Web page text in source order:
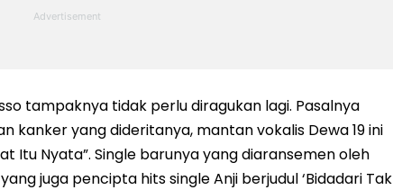
tampaknya tidak perlu diragukan lagi. Pasalnya
kanker yang dideritanya, mantan vokalis Dewa 19 ini
Itu Nyata”. Single barunya yang diaransemen oleh
juga pencipta hits single Anji berjudul ‘Bidadari Tak